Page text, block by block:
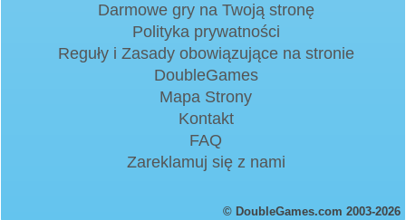
Darmowe gry na Twoją stronę
Polityka prywatności
Reguły i Zasady obowiązujące na stronie
DoubleGames
Mapa Strony
Kontakt
FAQ
Zareklamuj się z nami
© DoubleGames.com 2003-2026